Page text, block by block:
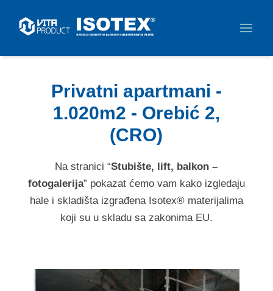
Privatni apartmani -
1.020m2 - Orebić 2,
(CRO)
Na stranici “Stubište, lift, balkon –
fotogalerija” pokazat ćemo vam kako izgledaju
hale i skladišta izgrađena Isotex® materijalima
koji su u skladu sa zakonima EU.